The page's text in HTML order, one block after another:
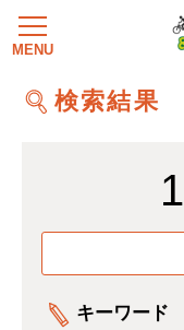
検索結果
1
キーワード